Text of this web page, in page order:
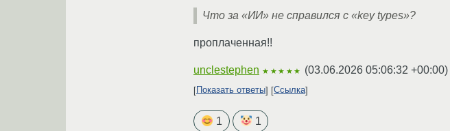
Что за «ИИ» не справился с «key types»?
проплаченная!!
unclestephen ★★★★★ (03.06.2026 05:06:32 +00:00)
Показать ответы
Ссылка
1 1